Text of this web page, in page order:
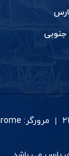
مرورگر: Google Chrome